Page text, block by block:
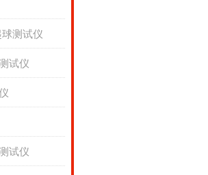
测试仪
试仪
试仪